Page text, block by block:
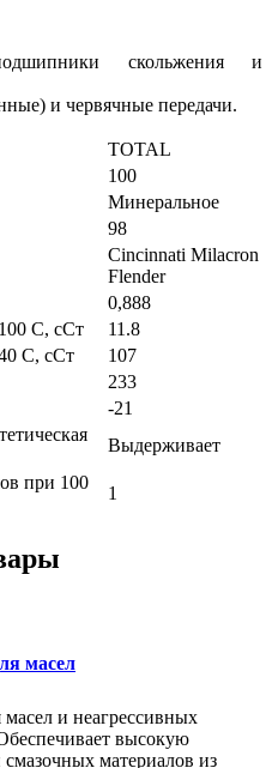
скольжения и
и червячные передачи.
TOTAL
100
Минеральное
98
Cincinnati Milacron
Flender
0,888
С, сСт
11.8
С, сСт
107
233
-21
Выдерживает
при 100
1
масел
и неагрессивных
высокую
смазочных материалов из